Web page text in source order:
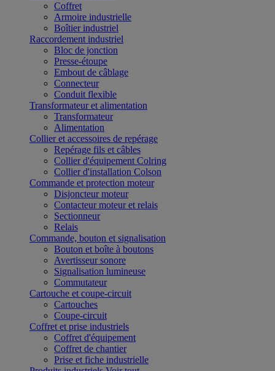
Coffret
Armoire industrielle
Boîtier industriel
Raccordement industriel
Bloc de jonction
Presse-étoupe
Embout de câblage
Connecteur
Conduit flexible
Transformateur et alimentation
Transformateur
Alimentation
Collier et accessoires de repérage
Repérage fils et câbles
Collier d'équipement Colring
Collier d'installation Colson
Commande et protection moteur
Disjoncteur moteur
Contacteur moteur et relais
Sectionneur
Relais
Commande, bouton et signalisation
Bouton et boîte à boutons
Avertisseur sonore
Signalisation lumineuse
Commutateur
Cartouche et coupe-circuit
Cartouches
Coupe-circuit
Coffret et prise industriels
Coffret d'équipement
Coffret de chantier
Prise et fiche industrielle